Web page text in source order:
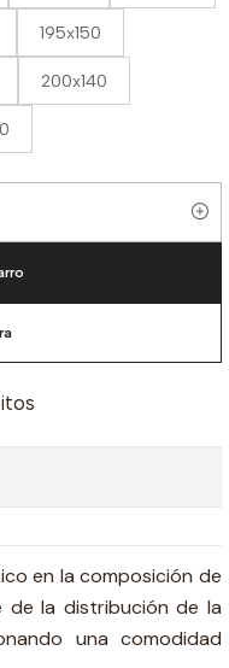
195x150
200x140
en la composición de
de la distribución de la
una comodidad